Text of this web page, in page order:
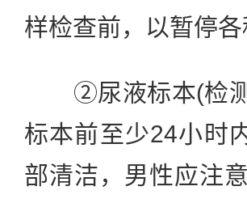
样检查前，以暂停
②尿液标本(检测
标本前至少24小时
部清洁，男性应注